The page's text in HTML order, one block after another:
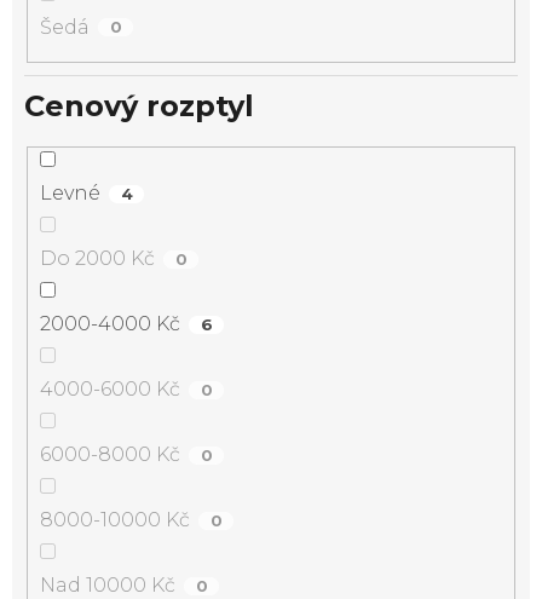
Šedá 0
Cenový rozptyl
Levné 4
Do 2000 Kč 0
2000-4000 Kč 6
4000-6000 Kč 0
6000-8000 Kč 0
8000-10000 Kč 0
Nad 10000 Kč 0